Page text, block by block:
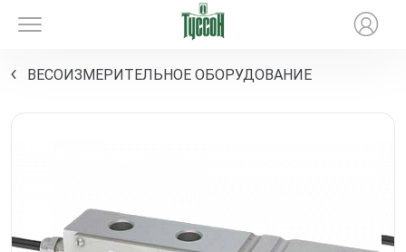
ВЕСОИЗМЕРИТЕЛЬНОЕ ОБОРУДОВАНИЕ